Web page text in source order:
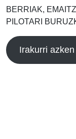
BERRIAK,
PILOTARI
Irakurri